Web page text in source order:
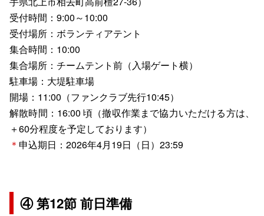
受付時間：9:00～10:00
受付場所：ボランティアテント
集合時間：10:00
集合場所：チームテント前（入場ゲート横）
駐車場：大堤駐車場
開場：11:00（ファンクラブ先行10:45）
解散時間：16:00 頃（撤収作業まで協力いただける方は、
＋60分程度を予定しております）
＊ 申込期日：2026年4月19日（日）23:59
④ 第12節 前日準備